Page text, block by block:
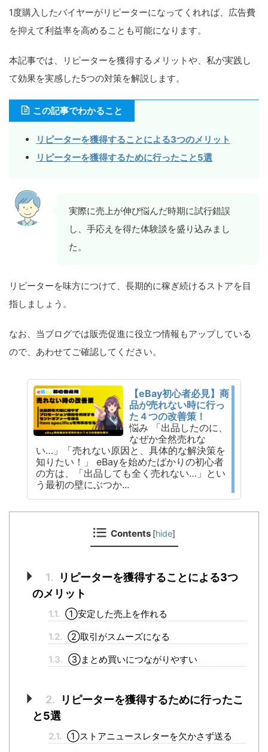
1度購入したバイヤーがリピーターになってくれれば、広告費
を抑えて利益率を高めることも可能になります。
本記事では、リピーターを獲得するメリットや、私が実践し
て効果を実感した5つの対策を解説します。
この記事でわかること
リピーターを獲得することによる3つのメリット
リピーターを獲得するために行ったこと5選
実際に売上が伸び悩んだ時期に試行錯誤
し、手応えを得た体験談を盛り込みまし
た。
リピーターを味方につけて、長期的に稼ぎ続けるストアを目
指しましょう。
なお、当ブログでは販売促進に役立つ情報もアップしている
ので、あわせてご確認してください。
【eBay初心者必見】商
品が売れない時に行っ
た４つの改善策！
悩み 「出品したのに、
なぜか全然売れな
い…」「売れない原因と、具体的な解決策を
知りたい！」 eBayを始めたばかりの初心者
の方は、「出品しても全く売れない…」とい
う最初の壁にぶつか...
Contents [hide]
1.
リピーターを獲得することによる3つ
のメリット
1.1. ①安定した売上を作れる
1.2. ②取引がスムーズになる
1.3. ③まとめ買いにつながりやすい
2.
リピーターを獲得するために行ったこ
と5選
2.1. ①ストアニュースレターを欠かさず送る